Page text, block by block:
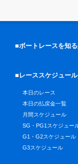
■ボートレースを知
■レーススケジュール
本日のレース
本日の払戻金一覧
月間スケジュール
SG・PG1スケジュー
G1・G2スケジュール
G3スケジュール